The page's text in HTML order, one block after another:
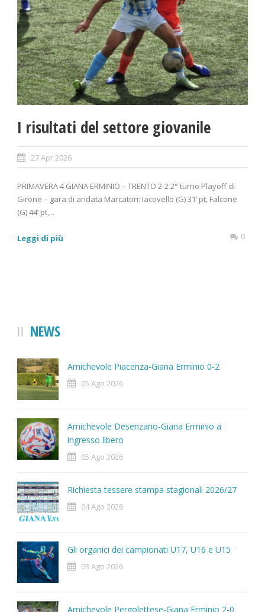
I risultati del settore giovanile
27 Apr 2026
PRIMAVERA 4 GIANA ERMINIO – TRENTO 2-2 2° turno Playoff di
Girone – gara di andata Marcatori: Iacovello (G) 31’ pt, Falcone
(G) 44’ pt,...
Leggi di più 0
NEWS
Amichevole Piacenza-Giana Erminio 0-2
05 Ago 2026
Amichevole Desenzano-Giana Erminio a
ingresso libero
05 Ago 2026
Richiesta tessere stampa stagionali 2026/27
04 Ago 2026
Gli organici dei campionati U17, U16 e U15
03 Ago 2026
Amichevole Pergolettese-Giana Erminio 2-0